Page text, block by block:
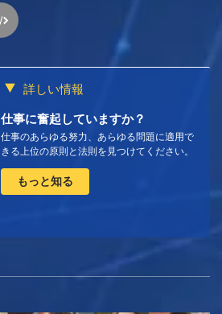
詳しい情報
仕事に奮起していますか？
仕事のあらゆる努力、あらゆる問題に適用で
きる上位の原則と法則を見つけてください。
もっと知る